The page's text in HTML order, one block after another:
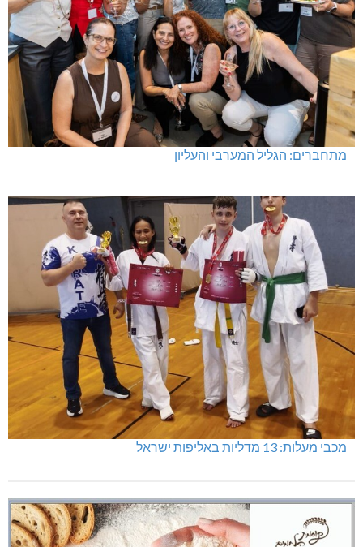
מתחברים: הגליל המערבי והעליון
מכבי מעלות: 13 מדליות באליפות ישראל